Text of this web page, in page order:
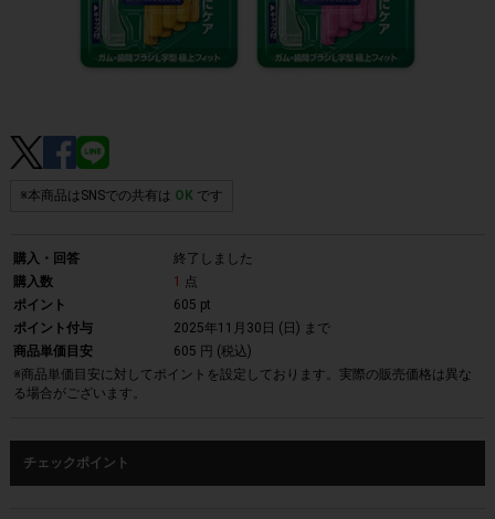
※本商品はSNSでの共有は OKです
購入・回答
終了しました
購入数
1
点
ポイント
605 pt
ポイント付与
2025年11月30日 (日) まで
商品単価目安
605 円 (税込)
※商品単価目安に対してポイントを設定しております。実際の販売価格は異な
る場合がございます。
チェックポイント